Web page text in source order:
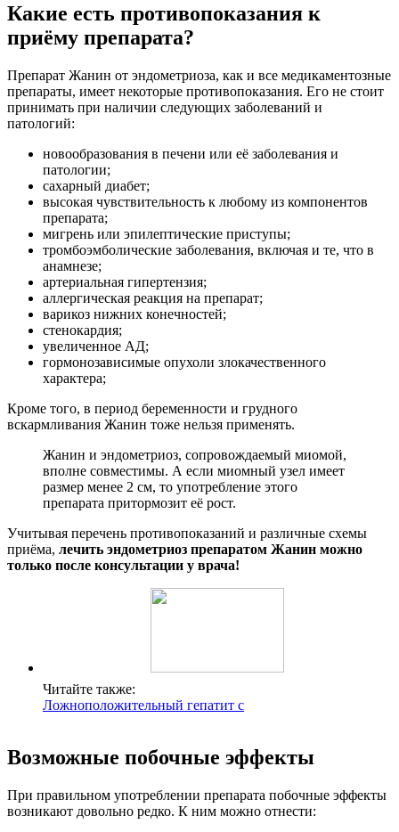
Какие есть противопоказания к
приёму препарата?
Препарат Жанин от эндометриоза, как и все медикаментозные
препараты, имеет некоторые противопоказания. Его не стоит
принимать при наличии следующих заболеваний и
патологий:
новообразования в печени или её заболевания и
патологии;
сахарный диабет;
высокая чувствительность к любому из компонентов
препарата;
мигрень или эпилептические приступы;
тромбоэмболические заболевания, включая и те, что в
анамнезе;
артериальная гипертензия;
аллергическая реакция на препарат;
варикоз нижних конечностей;
стенокардия;
увеличенное АД;
гормонозависимые опухоли злокачественного
характера;
Кроме того, в период беременности и грудного
вскармливания Жанин тоже нельзя применять.
Жанин и эндометриоз, сопровождаемый миомой,
вполне совместимы. А если миомный узел имеет
размер менее 2 см, то употребление этого
препарата притормозит её рост.
Учитывая перечень противопоказаний и различные схемы
приёма, лечить эндометриоз препаратом Жанин можно
только после консультации у врача!
Читайте также:
Ложноположительный гепатит с
Возможные побочные эффекты
При правильном употреблении препарата побочные эффекты
возникают довольно редко. К ним можно отнести: